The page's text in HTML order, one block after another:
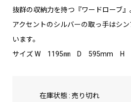
抜群の収納力を持つ『ワードローブ』
アクセントのシルバーの取っ手はシ
います。
サイズ W 1195㎜ D 595mm H
在庫状態 : 売り切れ